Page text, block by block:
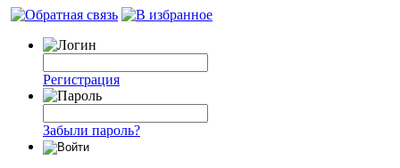
Регистрация
Забыли пароль?